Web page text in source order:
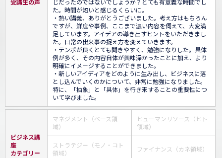
受講生の声
じだったのではないでしょうか？とても有意義な時間でし
た。時間が短いと感じるくらいに。
・熱い講義、ありがとうございました。考え方はもちろん
ですが、鮮度や事例、ここまで濃い内容を伺えて、大変満
足しています。アイデアの導き出すヒントをいただきまし
た。日常の出来事の捉え方を変えていきます。
・テンポが良くとても聞きやすく、勉強になりした。具体
例が多く、その内容自体が興味深かったことに加え、より
明確にイメージすることができました。
・新しいアイディアをどのように生み出し、ビジネスに落
とし込んでいくのかについて、非常に勉強になりました。
特に、「抽象」と「具体」を行き来することの重要性につ
いて学びました。
ビジネス講
座
カテゴリー
マネジメント（ベース領
域）
ヒューマンリソース（ヒト
領域）
ストラテジー（モノ・コト
領域）
ファイナンス（カネ領域）